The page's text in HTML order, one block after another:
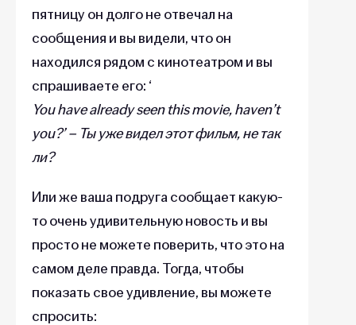
пятницу он долго не отвечал на
сообщения и вы видели, что он
находился рядом с кинотеатром и вы
спрашиваете его: ‘
You have already seen this movie, haven’t
you?’ – Ты уже видел этот фильм, не так
ли?
Или же ваша подруга сообщает какую-
то очень удивительную новость и вы
просто не можете поверить, что это на
самом деле правда. Тогда, чтобы
показать свое удивление, вы можете
спросить: